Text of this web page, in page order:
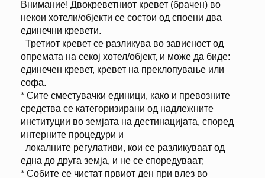
Внимание! Двокреветниот кревет (брачен) во
некои хотели/објекти се состои од споени два
единечни кревети.
Третиот кревет се разликува во зависност од
опремата на секој хотел/објект, и може да биде:
единечен кревет, кревет на преклопување или
софа.
* Сите сместувачки единици, како и превозните
средства се категоризирани од надлежните
институции во земјата на дестинацијата, според
интерните процедури и
локалните регулативи, кои се разликуваат од
една до друга земја, и не се споредуваат;
* Собите се чистат првиот ден при влез во